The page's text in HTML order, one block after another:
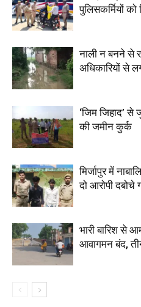
पुलिसकर्मियों को
नाली न बनने से
अधिकारियों से
‘जिम जिहाद’
की जमीन कुर्क
मिर्जापुर में
दो आरोपी दबोचे
भारी बारिश से
आवागमन बंद,